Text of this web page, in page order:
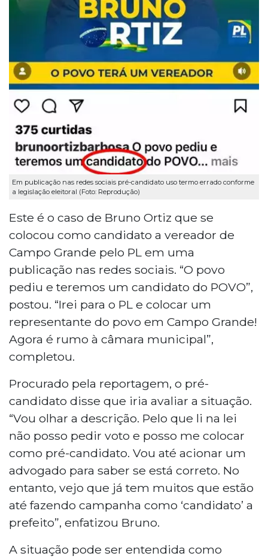
Em publicação nas redes sociais pré-candidato uso termo errado conforme
a legislação eleitoral (Foto: Reprodução)
Este é o caso de Bruno Ortiz que se
colocou como candidato a vereador de
Campo Grande pelo PL em uma
publicação nas redes sociais. “O povo
pediu e teremos um candidato do POVO”,
postou. “Irei para o PL e colocar um
representante do povo em Campo Grande!
Agora é rumo à câmara municipal”,
completou.
Procurado pela reportagem, o pré-
candidato disse que iria avaliar a situação.
“Vou olhar a descrição. Pelo que li na lei
não posso pedir voto e posso me colocar
como pré-candidato. Vou até acionar um
advogado para saber se está correto. No
entanto, vejo que já tem muitos que estão
até fazendo campanha como ‘candidato’ a
prefeito”, enfatizou Bruno.
A situação pode ser entendida como